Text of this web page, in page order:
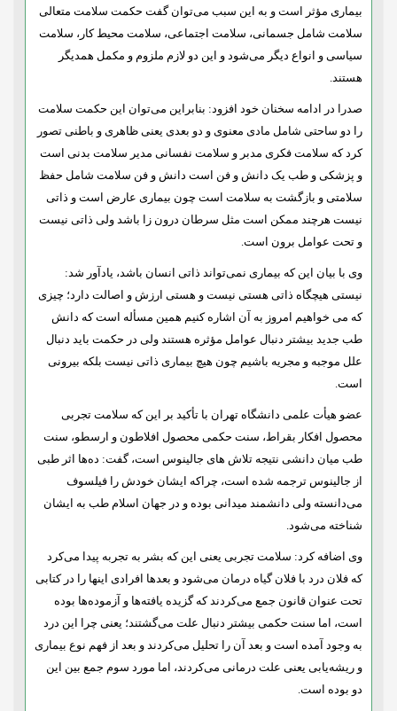
بیماری مؤثر است و به این سبب می‌توان گفت حکمت سلامت متعالی
سلامت شامل جسمانی، سلامت اجتماعی، سلامت محیط کار، سلامت
سیاسی و انواع دیگر می‌شود و این دو لازم ملزوم و مکمل همدیگر
هستند.
صدرا در ادامه سخنان خود افزود: بنابراین می‌توان این حکمت سلامت
را دو ساحتی شامل مادی معنوی و دو بعدی یعنی ظاهری و باطنی تصور
کرد که سلامت فکری مدبر و سلامت نفسانی مدیر سلامت بدنی است
و پزشکی و طب یک دانش و فن است دانش و فن سلامت شامل حفظ
سلامتی و بازگشت به سلامت است چون بیماری عارض است و ذاتی
نیست هرچند ممکن است مثل سرطان درون زا باشد ولی ذاتی نیست
و تحت عوامل برون است.
وی با بیان این که بیماری نمی‌تواند ذاتی انسان باشد، یادآور شد:
نیستی هیچگاه ذاتی هستی نیست و هستی ارزش و اصالت دارد؛ چیزی
که می خواهیم امروز به آن اشاره کنیم همین مسأله است که دانش
طب جدید بیشتر دنبال عوامل مؤثره هستند ولی در حکمت باید دنبال
علل موجبه و مجریه باشیم چون هیچ بیماری ذاتی نیست بلکه بیرونی
است.
عضو هیأت علمی دانشگاه تهران با تأکید بر این که سلامت تجربی
محصول افکار بقراط، سنت حکمی محصول افلاطون و ارسطو، سنت
طب میان دانشی نتیجه تلاش های جالینوس است، گفت: ده‌ها اثر طبی
از جالینوس ترجمه شده است، چراکه ایشان خودش را فیلسوف
می‌دانسته ولی دانشمند میدانی بوده و در جهان اسلام طب به ایشان
شناخته می‌شود.
وی اضافه کرد: سلامت تجربی یعنی این که بشر به تجربه پیدا می‌کرد
که فلان درد با فلان گیاه درمان می‌شود و بعدها افرادی اینها را در کتابی
تحت عنوان قانون جمع می‌کردند که گزیده یافته‌ها و آزموده‌ها بوده
است، اما سنت حکمی بیشتر دنبال علت می‌گشتند؛ یعنی چرا این درد
به وجود آمده است و بعد آن را تحلیل می‌کردند و بعد از فهم نوع بیماری
و ریشه‌یابی یعنی علت درمانی می‌کردند، اما مورد سوم جمع بین این
دو بوده است.